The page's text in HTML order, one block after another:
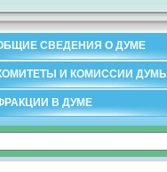
СВЕДЕНИЯ О ДУМЕ
И КОМИССИИ ДУМЫ
В ДУМЕ